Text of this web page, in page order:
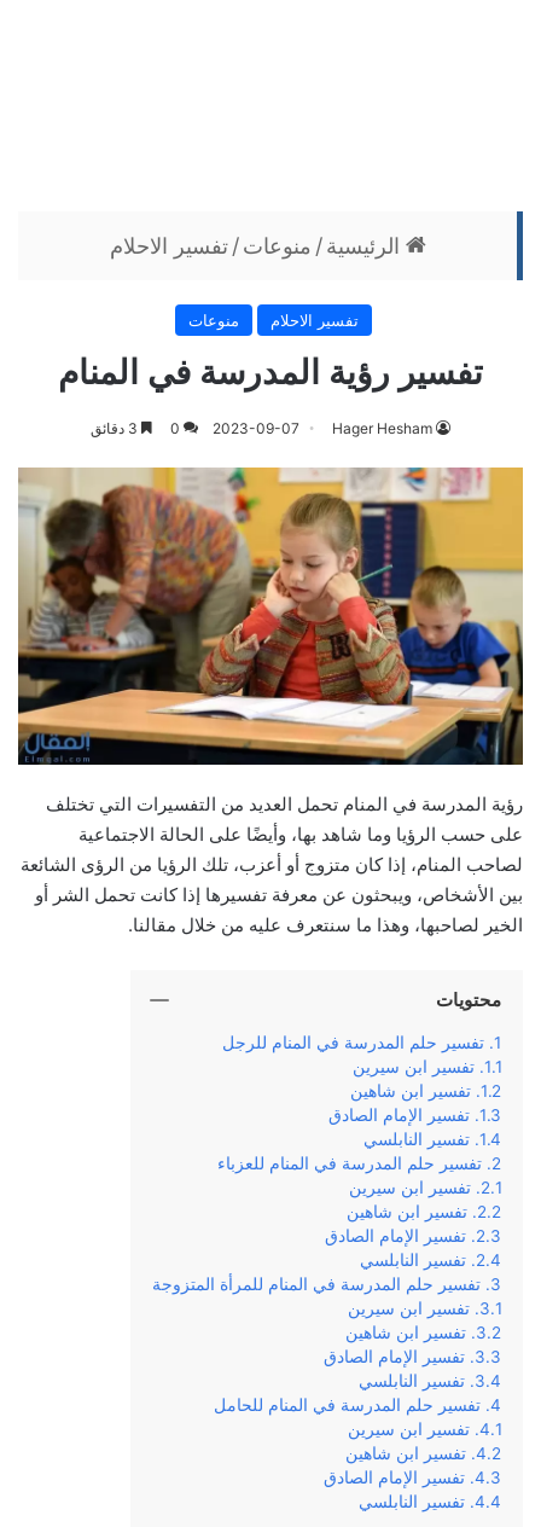
الرئيسية / منوعات / تفسير الاحلام
تفسير الاحلام منوعات
تفسير رؤية المدرسة في المنام
Hager Hesham
2023-09-07
0
رؤية المدرسة في المنام تحمل العديد من التفسيرات التي تختلف
على حسب الرؤيا وما شاهد بها، وأيضًا على الحالة الاجتماعية
لصاحب المنام، إذا كان متزوج أو أعزب، تلك الرؤيا من الرؤى الشائعة
بين الأشخاص، ويبحثون عن معرفة تفسيرها إذا كانت تحمل الشر أو
الخير لصاحبها، وهذا ما سنتعرف عليه من خلال مقالنا.
محتويات
تفسير حلم المدرسة في المنام للرجل
تفسير ابن سيرين
تفسير ابن شاهين
تفسير الإمام الصادق
تفسير النابلسي
تفسير حلم المدرسة في المنام للعزباء
تفسير ابن سيرين
تفسير ابن شاهين
تفسير الإمام الصادق
تفسير النابلسي
تفسير حلم المدرسة في المنام للمرأة المتزوجة
تفسير ابن سيرين
تفسير ابن شاهين
تفسير الإمام الصادق
تفسير النابلسي
تفسير حلم المدرسة في المنام للحامل
تفسير ابن سيرين
تفسير ابن شاهين
تفسير الإمام الصادق
تفسير النابلسي